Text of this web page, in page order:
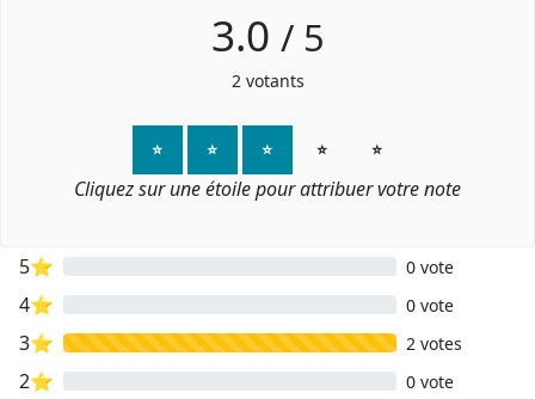
3.0 / 5
2 votants
⭐ ⭐ ⭐ ⭐ ⭐
Cliquez sur une étoile pour attribuer votre note
5⭐ 0 vote
4⭐ 0 vote
3⭐ 2 votes
2⭐ 0 vote